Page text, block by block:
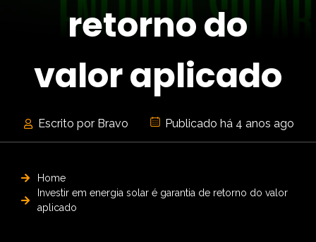
retorno do
valor aplicado
Escrito por Bravo Publicado há 4 anos ago
Home
Investir em energia solar é garantia de retorno do valor
aplicado